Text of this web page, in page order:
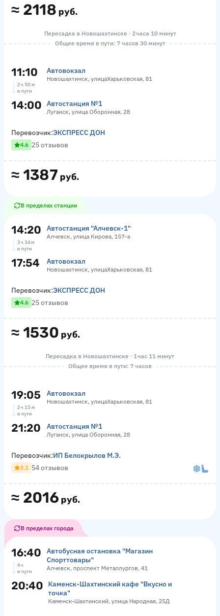
≈ 2118 руб.
Пересадка в Новошахтинске · 2 часа 10 минут
Общее время в пути: 7 часов 30 минут
11:10 Автовокзал
Новошахтинск, улицаХарьковская, 81
2 ч 50 м
в пути
14:00 Автостанция №1
Луганск, улица Оборонная, 28
≈ 1387 руб.
Перевозчик:ЭКСПРЕСС ДОН
4.6 25 отзывов
В пределах станции
14:20 Автостанция "Алчевск-1"
Алчевск, улица Кирова, 157-а
3 ч 34 м
в пути
17:54 Автовокзал
Новошахтинск, улицаХарьковская, 81
≈ 1530 руб.
Перевозчик:ЭКСПРЕСС ДОН
4.6 25 отзывов
Пересадка в Новошахтинске · 1 час 11 минут
Общее время в пути: 7 часов
19:05 Автовокзал
Новошахтинск, улицаХарьковская, 81
2 ч 15 м
в пути
21:20 Автостанция №1
Луганск, улица Оборонная, 28
≈ 2016 руб.
Перевозчик:ИП Белокрылов М.Э.
3.1 54 отзывов
В пределах города
16:40
Автобусная остановка "Магазин
Спорттовары"
Алчевск, проспект Металлургов, 41
4 ч
в пути
20:40
Каменск-Шахтинский кафе "Вкусно и
точка"
Каменск-Шахтинский, улица Народная, 25Д